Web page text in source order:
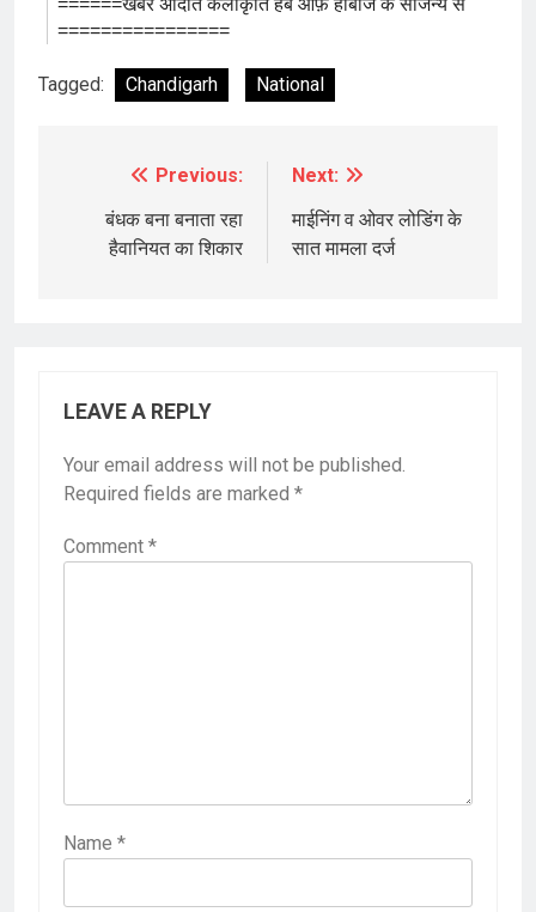
================
Tagged: Chandigarh National
navigation
Previous:
बंधक बना बनाता रहा
हैवानियत का शिकार
Next:
माईनिंग व ओवर लोडिंग के
सात मामला दर्ज
LEAVE A REPLY
Your email address will not be published.
Required fields are marked *
Comment *
Name *